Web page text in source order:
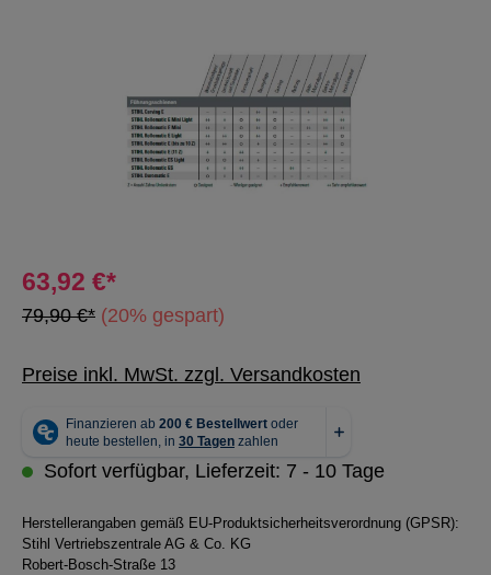
63,92 €*
79,90 €* (20% gespart)
Preise inkl. MwSt. zzgl. Versandkosten
Sofort verfügbar, Lieferzeit: 7 - 10 Tage
Herstellerangaben gemäß EU-Produktsicherheitsverordnung (GPSR):
Stihl Vertriebszentrale AG & Co. KG
Robert-Bosch-Straße 13